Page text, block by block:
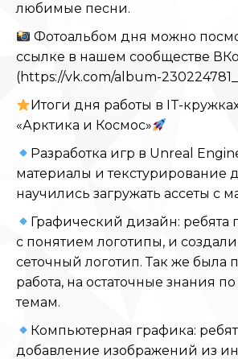
любимые песни.
Фотоальбом дня можно
ссылке в нашем сообществе
(https://vk.com/album-
Итоги дня работы в IT-
«Арктика и Космос»
Разработка игр в Unreal
материалы и текстурирование
научились загружать ассеты с
Графический дизайн: ребята
с понятием логотипы, и
сеточный логотип. Так же была
работа, на остаточные знания
темам.
Компьютерная графика:
добавление изображений из